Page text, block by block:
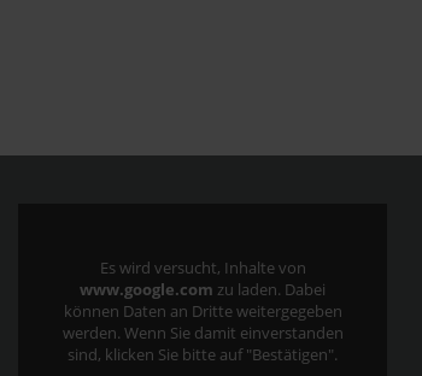
Es wird versucht, Inhalte von
www.google.com zu laden. Dabei
können Daten an Dritte weitergegeben
werden. Wenn Sie damit einverstanden
sind, klicken Sie bitte auf "Bestätigen".